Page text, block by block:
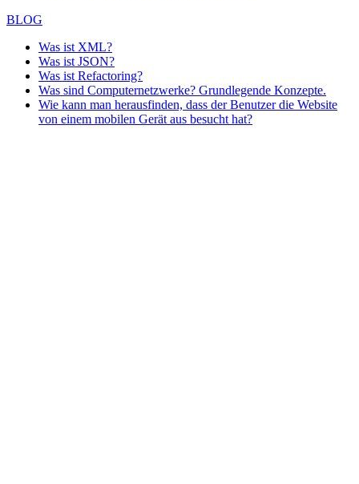
BLOG
Was ist XML?
Was ist JSON?
Was ist Refactoring?
Was sind Computernetzwerke? Grundlegende Konzepte.
Wie kann man herausfinden, dass der Benutzer die Website
von einem mobilen Gerät aus besucht hat?